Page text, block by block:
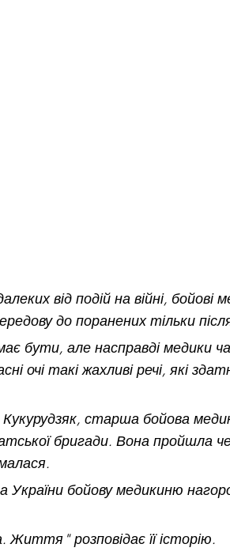
від подій на війні,
до поранених тільки
бути, але насправді медики
очі такі жахливі речі, які
старша бойова
бригади. Вона пройшла
України бойову медикиню
Життя" розповідає її історію.